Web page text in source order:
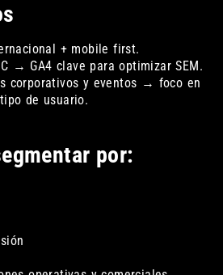
+ mobile first.
→ GA4 clave para optimizar SEM.
corporativos y eventos → foco en
de usuario.
por: